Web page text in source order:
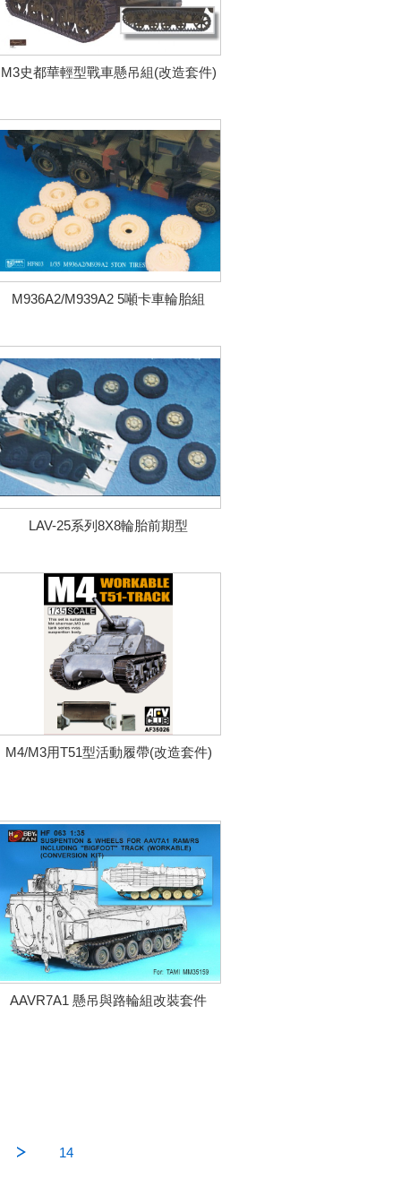
M3史都華輕型戰車懸吊組(改造套件)
M936A2/M939A2 5噸卡車輪胎組
LAV-25系列8X8輪胎前期型
M4/M3用T51型活動履帶(改造套件)
AAVR7A1 懸吊與路輪組改裝套件
14